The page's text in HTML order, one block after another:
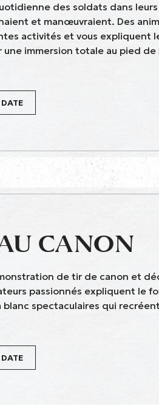
des soldats dans
et manœuvraient. Des
activités et vous expliquent
une immersion totale au pied
CANON
de tir de canon et
passionnés expliquent le
spectaculaires qui